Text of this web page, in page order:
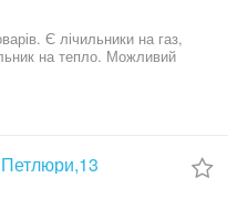
Є лічильники на газ,
на тепло. Можливий